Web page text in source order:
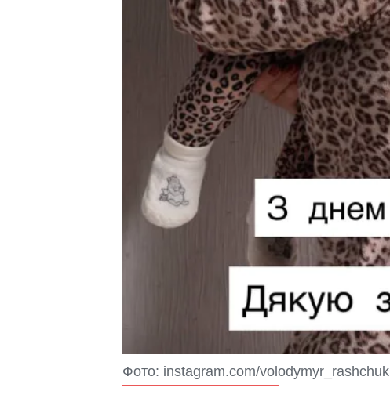
Фото: instagram.com/volodymyr_rashchuk